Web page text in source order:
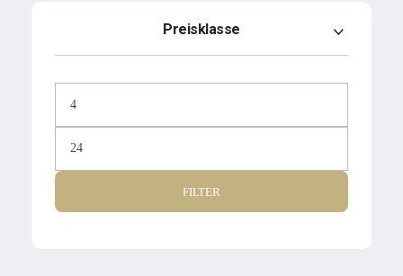
Preisklasse
FILTER